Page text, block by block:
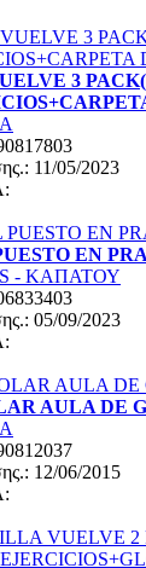
3
11/05/2023
EN
- ΚΑΠΑΤΟΥ
05/09/2023
AULA DE
12/06/2015